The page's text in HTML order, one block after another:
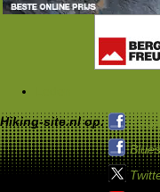
Hiking-site.nl op: